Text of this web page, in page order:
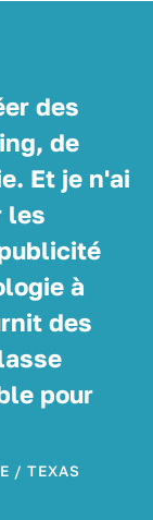
des
de
Et je n'ai
les
à
des
pour
/ TEXAS